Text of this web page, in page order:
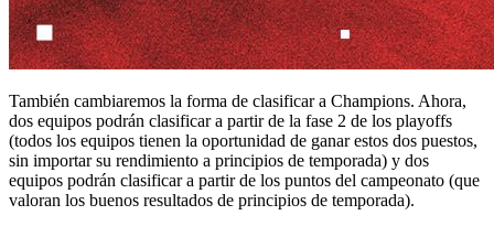
También cambiaremos la forma de clasificar a Champions. Ahora,
dos equipos podrán clasificar a partir de la fase 2 de los playoffs
(todos los equipos tienen la oportunidad de ganar estos dos puestos,
sin importar su rendimiento a principios de temporada) y dos
equipos podrán clasificar a partir de los puntos del campeonato (que
valoran los buenos resultados de principios de temporada).